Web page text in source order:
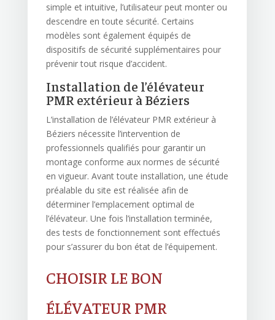
simple et intuitive, l’utilisateur peut monter ou
descendre en toute sécurité. Certains
modèles sont également équipés de
dispositifs de sécurité supplémentaires pour
prévenir tout risque d’accident.
Installation de l’élévateur
PMR extérieur à Béziers
L’installation de l’élévateur PMR extérieur à
Béziers nécessite l’intervention de
professionnels qualifiés pour garantir un
montage conforme aux normes de sécurité
en vigueur. Avant toute installation, une étude
préalable du site est réalisée afin de
déterminer l’emplacement optimal de
l’élévateur. Une fois l’installation terminée,
des tests de fonctionnement sont effectués
pour s’assurer du bon état de l’équipement.
CHOISIR LE BON
ÉLÉVATEUR PMR